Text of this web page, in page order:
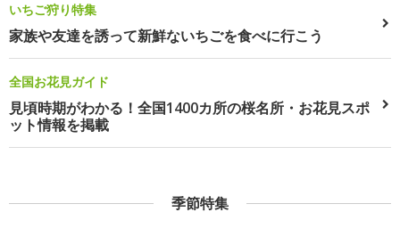
いちご狩り特集
家族や友達を誘って新鮮ないちごを食べに行こう
全国お花見ガイド
見頃時期がわかる！全国1400カ所の桜名所・お花見スポ
ット情報を掲載
季節特集